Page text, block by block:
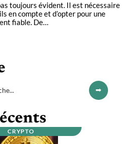
toujours évident. Il est nécessaire
en compte et d’opter pour une
fiable. De…
CRYPTO